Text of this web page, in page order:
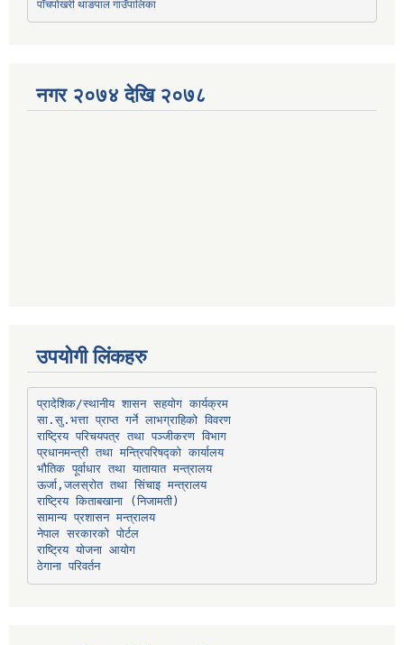
पाँचपोखरी थाङपाल गाउँपालिका
नगर २०७४ देखि २०७८
उपयोगी लिंकहरु
प्रादेशिक/स्थानीय शासन सहयोग कार्यक्रम
सा.सु.भत्ता प्राप्त गर्ने लाभग्राहिको विवरण
राष्ट्रिय परिचयपत्र तथा पञ्‍जीकरण विभाग
प्रधानमन्त्री तथा मन्त्रिपरिषद्को कार्यालय
भौतिक पूर्वाधार तथा यातायात मन्त्रालय
ऊर्जा,जलस्रोत तथा सिंचाइ मन्त्रालय
सामान्य प्रशासन मन्त्रालय
नेपाल सरकारको पोर्टल
राष्ट्रिय योजना आयोग
ठेगाना परिवर्तन